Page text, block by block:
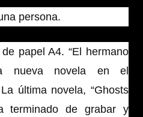
persona.
papel A4. “El hermano
nueva novela en el
última novela, “Ghosts
terminado de grabar y